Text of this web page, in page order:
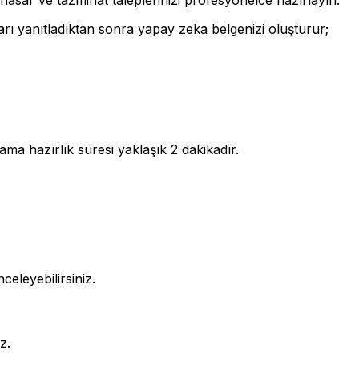
yanıtladıktan sonra yapay zeka belgenizi oluşturur;
hazırlık süresi yaklaşık 2 dakikadır.